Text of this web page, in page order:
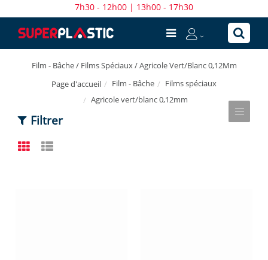
7h30 - 12h00 | 13h00 - 17h30
Film - Bâche / Films Spéciaux / Agricole Vert/Blanc 0,12Mm
Page d'accueil
Film - Bâche
Films spéciaux
Agricole vert/blanc 0,12mm
Filtrer